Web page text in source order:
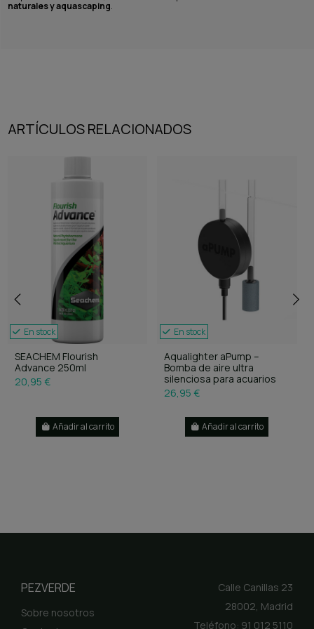
naturales y aquascaping.
ARTÍCULOS RELACIONADOS
En stock
SEACHEM Flourish
Advance 250ml
20,95 €
Añadir al carrito
En stock
Aqualighter aPump –
Bomba de aire ultra
silenciosa para acuarios
26,95 €
Añadir al carrito
PEZVERDE
Sobre nosotros
Calle Canillas 23
28002, Madrid
Teléfono: 91 012 5110